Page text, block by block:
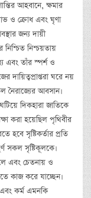
আহবানে, ক্ষমার
ও ক্রোধ এবং ঘৃণা
জন্য দায়ী
নিশ্চয়তায়
এবং তাঁর স্পর্শ ও
ঘরে নয়
নৈরাজ্যের আবসান।
দিকহারা জাতিকে
করা হয়েছিল পৃথিবীর
হবে সৃষ্টিকর্তার প্রতি
সকল সৃষ্টিকূলকে।
এবং চেতনায় ও
কাজ করে যাচ্ছেন।
এবং কর্ম এমনকি